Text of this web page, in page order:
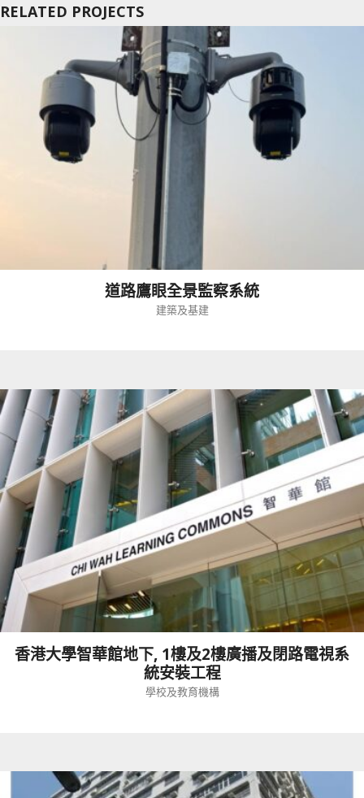
RELATED PROJECTS
道路鷹眼全景監察系統
建築及基建
香港大學智華館地下, 1樓及2樓廣播及閉路電視系
統安裝工程
學校及教育機構